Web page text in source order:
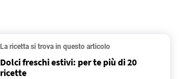
La ricetta si trova in questo articolo
Dolci freschi estivi: per te più di 20
ricette